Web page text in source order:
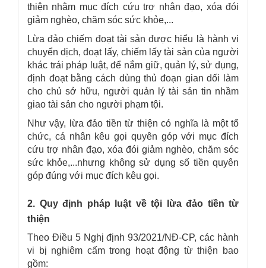
thiện nhằm mục đích cứu trợ nhân đạo, xóa đói
giảm nghèo, chăm sóc sức khỏe,...
Lừa đảo chiếm đoạt tài sản được hiểu là hành vi
chuyển dịch, đoạt lấy, chiếm lấy tài sản của người
khác trái pháp luật, để nắm giữ, quản lý, sử dụng,
định đoạt bằng cách dùng thủ đoạn gian dối làm
cho chủ sở hữu, người quản lý tài sản tin nhầm
giao tài sản cho người phạm tội.
Như vậy, lừa đảo tiền từ thiện có nghĩa là một tổ
chức, cá nhân kêu gọi quyên góp với mục đích
cứu trợ nhân đạo, xóa đói giảm nghèo, chăm sóc
sức khỏe,...nhưng không sử dụng số tiền quyên
góp đúng với mục đích kêu gọi.
2. Quy định pháp luật về tội lừa đảo tiền từ
thiện
Theo Điều 5 Nghị định 93/2021/NĐ-CP, các hành
vi bị nghiêm cấm trong hoạt động từ thiện bao
gồm: